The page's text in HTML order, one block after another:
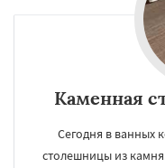
Каменная
Сегодня в ванных
столешницы из